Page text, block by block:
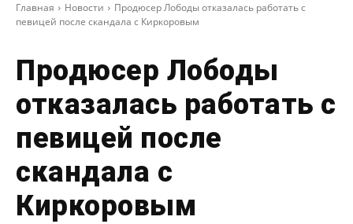
Главная Новости
Продюсер Лободы отказалась работать с
певицей после скандала с Киркоровым
Продюсер Лободы
отказалась работать с
певицей после
скандала с
Киркоровым